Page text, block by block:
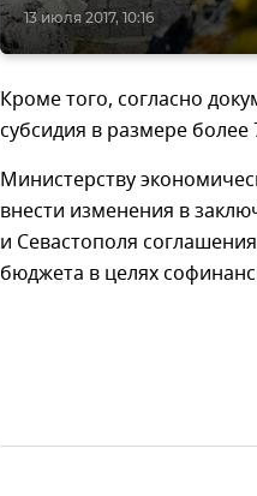
13 июля 2017, 10:16
Кроме того, согласно
субсидия в размере
Министерству
внести изменения в
и Севастополя
бюджета в целях